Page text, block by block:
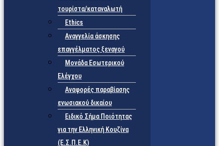
τουρίστα/καταναλωτή
Ethics
Αναγγελία άσκησης
επαγγέλματος ξεναγού
Μονάδα Εσωτερικού
Ελέγχου
Αναφορές παραβίασης
ενωσιακού δικαίου
Ειδικό Σήμα Ποιότητας
για την Ελληνική Κουζίνα
(Ε.Σ.Π.Ε.Κ)